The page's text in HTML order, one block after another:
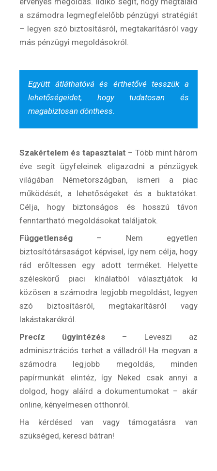
a számodra legmegfelelőbb pénzügyi stratégiát
– legyen szó biztosításról, megtakarításról vagy
más pénzügyi megoldásokról.
Együtt átláthatóvá és érthetővé tesszük a
lehetőségeidet, hogy tudatosan és
magabiztosan dönthess.
Szakértelem és tapasztalat – Több mint három
éve segít ügyfeleinek eligazodni a pénzügyek
világában Németországban, ismeri a piac
működését, a lehetőségeket és a buktatókat.
Célja, hogy biztonságos és hosszú távon
fenntartható megoldásokat találjatok.
Függetlenség – Nem egyetlen
biztosítótársaságot képvisel, így nem célja, hogy
rád erőltessen egy adott terméket. Helyette
széleskörű piaci kínálatból választjátok ki
közösen a számodra legjobb megoldást, legyen
szó biztosításról, megtakarításról vagy
lakástakarékról.
Precíz ügyintézés – Leveszi az
adminisztrációs terhet a válladról! Ha megvan a
számodra legjobb megoldás, minden
papírmunkát elintéz, így Neked csak annyi a
dolgod, hogy aláírd a dokumentumokat – akár
online, kényelmesen otthonról.
Ha kérdésed van vagy támogatásra van
szükséged, keresd bátran!